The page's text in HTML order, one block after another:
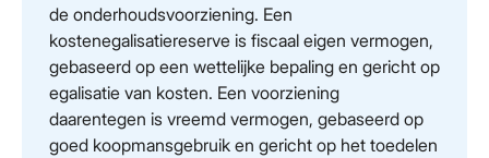
de onderhoudsvoorziening. Een
kostenegalisatiereserve is fiscaal eigen vermogen,
gebaseerd op een wettelijke bepaling en gericht op
egalisatie van kosten. Een voorziening
daarentegen is vreemd vermogen, gebaseerd op
goed koopmansgebruik en gericht op het toedelen